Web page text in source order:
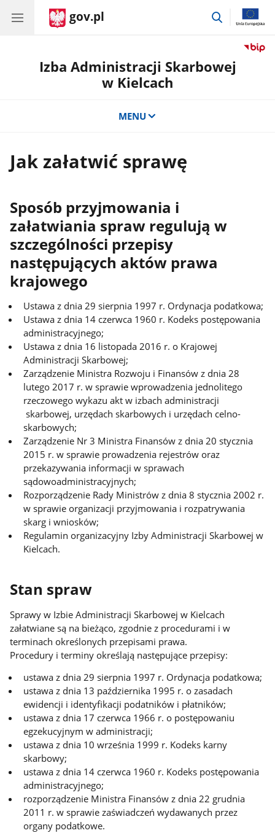
gov.pl
przejdź
Izba Administracji Skarbowej
w Kielcach
MENU
Jak załatwić sprawę
Sposób przyjmowania i
załatwiania spraw regulują w
szczególności przepisy
następujących aktów prawa
krajowego
Ustawa z dnia 29 sierpnia 1997 r. Ordynacja podatkowa;
Ustawa z dnia 14 czerwca 1960 r. Kodeks postępowania
administracyjnego;
Ustawa z dnia 16 listopada 2016 r. o Krajowej
Administracji Skarbowej;
Zarządzenie Ministra Rozwoju i Finansów z dnia 28
lutego 2017 r. w sprawie wprowadzenia jednolitego
rzeczowego wykazu akt w izbach administracji
skarbowej, urzędach skarbowych i urzędach celno-
skarbowych;
Zarządzenie Nr 3 Ministra Finansów z dnia 20 stycznia
2015 r. w sprawie prowadzenia rejestrów oraz
przekazywania informacji w sprawach
sądowoadministracyjnych;
Rozporządzenie Rady Ministrów z dnia 8 stycznia 2002 r.
w sprawie organizacji przyjmowania i rozpatrywania
skarg i wniosków;
Regulamin organizacyjny Izby Administracji Skarbowej w
Kielcach.
Stan spraw
Sprawy w Izbie Administracji Skarbowej w Kielcach
załatwiane są na bieżąco, zgodnie z procedurami i w
terminach określonych przepisami prawa.
Procedury i terminy określają następujące przepisy:
ustawa z dnia 29 sierpnia 1997 r. Ordynacja podatkowa;
ustawa z dnia 13 października 1995 r. o zasadach
ewidencji i identyfikacji podatników i płatników;
ustawa z dnia 17 czerwca 1966 r. o postępowaniu
egzekucyjnym w administracji;
ustawa z dnia 10 września 1999 r. Kodeks karny
skarbowy;
ustawa z dnia 14 czerwca 1960 r. Kodeks postępowania
administracyjnego;
rozporządzenie Ministra Finansów z dnia 22 grudnia
2011 r. w sprawie zaświadczeń wydawanych przez
organy podatkowe.